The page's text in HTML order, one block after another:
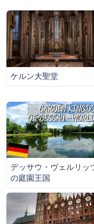
ケルン大聖堂
デッサウ・ヴェルリッ
の庭園王国